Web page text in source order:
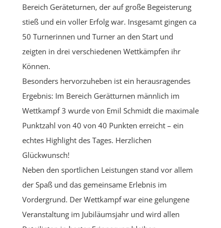
Bereich Geräteturnen, der auf große Begeisterung
stieß und ein voller Erfolg war. Insgesamt gingen ca
50 Turnerinnen und Turner an den Start und
zeigten in drei verschiedenen Wettkämpfen ihr
Können.
Besonders hervorzuheben ist ein herausragendes
Ergebnis: Im Bereich Gerätturnen männlich im
Wettkampf 3 wurde von Emil Schmidt die maximale
Punktzahl von 40 von 40 Punkten erreicht – ein
echtes Highlight des Tages. Herzlichen
Glückwunsch!
Neben den sportlichen Leistungen stand vor allem
der Spaß und das gemeinsame Erlebnis im
Vordergrund. Der Wettkampf war eine gelungene
Veranstaltung im Jubiläumsjahr und wird allen